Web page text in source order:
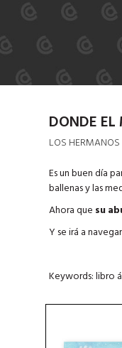
DONDE EL
LOS
Es un buen día
ballenas y las
Ahora que su
Y se irá a
Keywords: libro